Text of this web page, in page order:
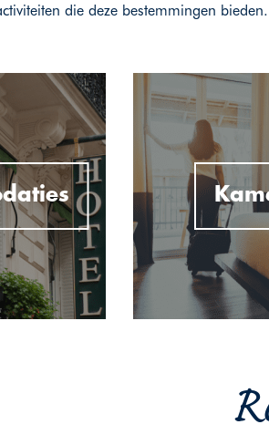
die deze bestemmingen bieden.